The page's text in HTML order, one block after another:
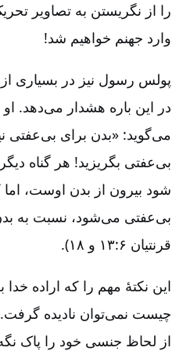
را از نگریستن به تصاویر
وارد جهنم خواهیم شد!
پولس رسول نیز در بسیاری
در این باره هشدار می‌دهد.
می‌گوید: «بدن برای بی‌عفتی
بی‌عفتی بگریزید! هر گناه
شود بیرون از بدن اوست،
بی‌عفتی می‌شود، نسبت به
قرنتیان ۶‏:۱۳ و ۱۸).
این نکتۀ مهم را که اراده
چیست نمی‌توان نادیده
از لحاظ جنسی خود را پاک